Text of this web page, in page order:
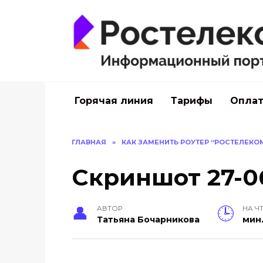
Горячая линия Тарифы
ГЛАВНАЯ » КАК ЗАМЕНИТЬ РОУТЕР
Скриншот 27-
АВТОР
Тать­яна Бо­чар­ни­кова
НА
мин.